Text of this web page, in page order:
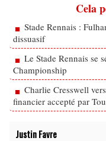
Cela
Stade Rennais :
dissuasif
Le Stade Rennais se
Championship
Charlie Cresswell
financier accepté par
Justin Favre